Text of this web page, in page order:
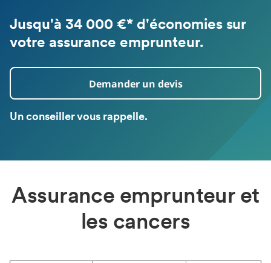
Jusqu'à 34 000 €* d'économies sur
votre assurance emprunteur.
Demander un devis
Un conseiller vous rappelle.
Assurance emprunteur et
les cancers